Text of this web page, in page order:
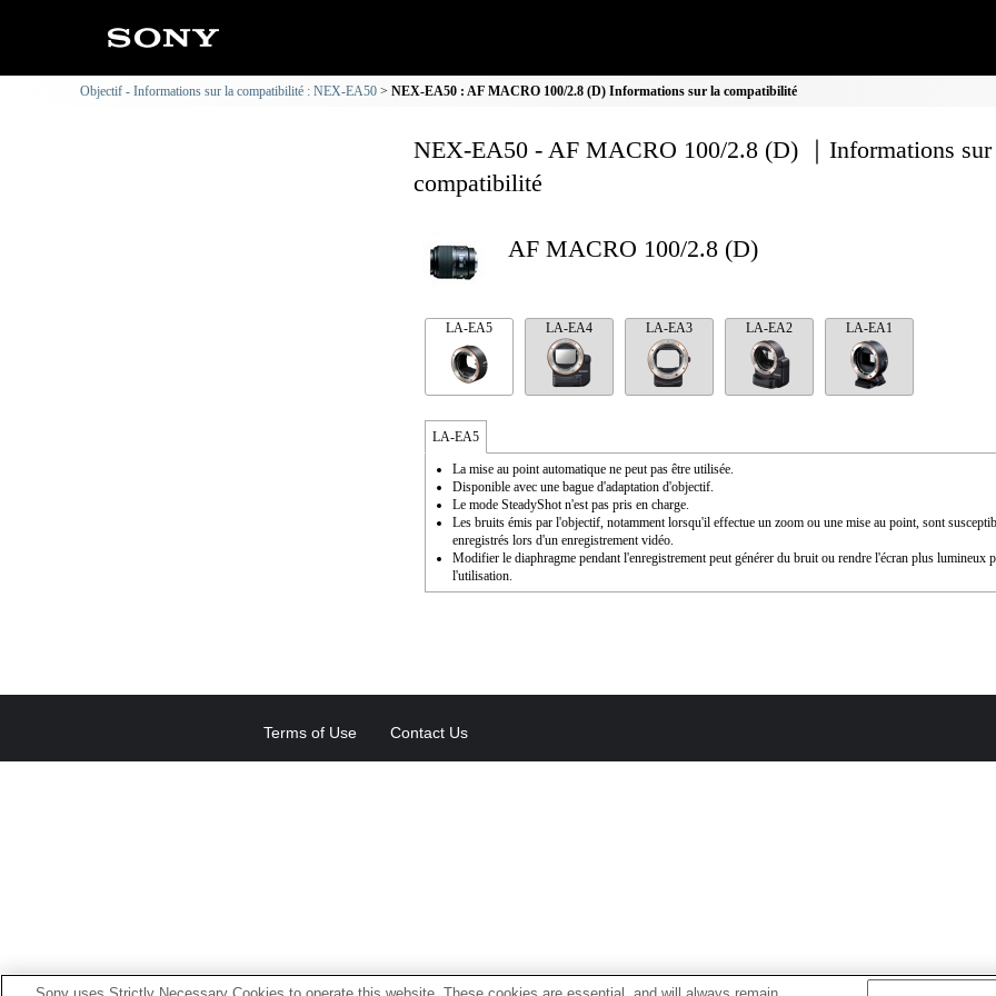
Objectif - Informations sur la compatibilité : NEX-EA50 NEX-EA50 : AF MACRO 100/2.8 (D) Informations sur la compatibilité
NEX-EA50 - AF MACRO 100/2.8 (D) ｜Informations
compatibilité
AF MACRO 100/2.8 (D)
LA-EA5 LA-EA4 LA-EA3 LA-EA2 LA-EA1
LA-EA5
La mise au point automatique ne peut pas être utilisée.
Disponible avec une bague d'adaptation d'objectif.
Le mode SteadyShot n'est pas pris en charge.
Les bruits émis par l'objectif, notamment lorsqu'il effectue un zoom ou une mise au point, sont
enregistrés lors d'un enregistrement vidéo.
Modifier le diaphragme pendant l'enregistrement peut générer du bruit ou rendre l'écran plus lumineux
l'utilisation.
Terms of Use Contact Us